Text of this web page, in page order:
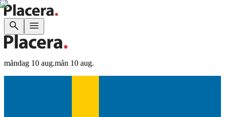
måndag 10 aug.mån 10 aug.